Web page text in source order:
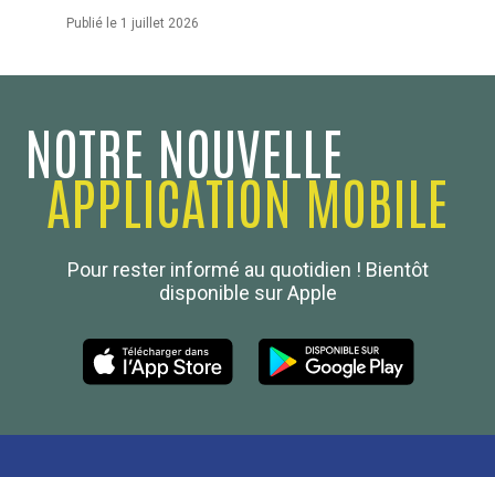
Publié le 1 juillet 2026
NOTRE NOUVELLE
APPLICATION MOBILE
Pour rester informé au quotidien ! Bientôt
disponible sur Apple
Boulanger de France
Les Nouvelles de la Boulangerie-Pâtisserie Française
27, av d’Eylau - 75782 Paris Cédex 16
01 53 70 16 25